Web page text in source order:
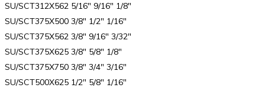
SU/SCT312X562 5/16″ 9/16″ 1/8″
SU/SCT375X500 3/8″ 1/2″ 1/16″
SU/SCT375X562 3/8″ 9/16″ 3/32″
SU/SCT375X625 3/8″ 5/8″ 1/8″
SU/SCT375X750 3/8″ 3/4″ 3/16″
SU/SCT500X625 1/2″ 5/8″ 1/16″